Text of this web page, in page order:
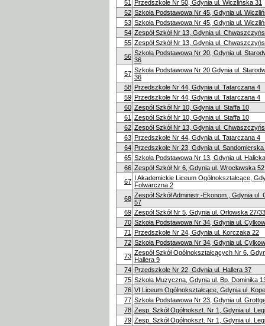
51
Przedszkole Nr 50, Gdynia ul. Wiczlińska 31
52 Szkoła Podstawowa Nr 45, Gdynia ul.
53 Szkoła Podstawowa Nr 45, Gdynia ul.
54 Zespół Szkół Nr 13, Gdynia ul.
55 Zespół Szkół Nr 13, Gdynia ul.
56 Szkoła Podstawowa Nr 20, Gdynia ul.
36
57 Szkoła Podstawowa Nr 20 Gdynia ul.
36
58 Przedszkole Nr 44, Gdynia ul. Tatarczana 4
59 Przedszkole Nr 44, Gdynia ul. Tatarczana 4
60 Zespół Szkół Nr 10, Gdynia ul. Staffa 10
61 Zespół Szkół Nr 10, Gdynia ul. Staffa 10
62 Zespół Szkół Nr 13, Gdynia ul.
63 Przedszkole Nr 44, Gdynia ul. Tatarczana 4
64 Przedszkole Nr 23, Gdynia ul. Sandomierska
65 Szkoła Podstawowa Nr 13, Gdynia ul.
66 Zespół Szkół Nr 6, Gdynia ul. Wrocławska 52
67 I Akademickie Liceum Ogólnokształcące,
Folwarczna 2
68 Zespół Szkół Administr.-Ekonom., Gdynia ul.
57
69 Zespół Szkół Nr 5, Gdynia ul. Orłowska 27/33
70 Szkoła Podstawowa Nr 34, Gdynia ul.
71 Przedszkole Nr 24, Gdynia ul. Korczaka 22
72 Szkoła Podstawowa Nr 34, Gdynia ul.
73 Zespół Szkół Ogólnokształcących Nr 6,
Hallera 9
74 Przedszkole Nr 22, Gdynia ul. Hallera 37
75 Szkoła Muzyczna, Gdynia ul. Bp. Dominika
76 VI Liceum Ogólnokształcące, Gdynia ul.
77 Szkoła Podstawowa Nr 23, Gdynia ul.
78 Zesp. Szkół Ogółnokszt. Nr 1, Gdynia ul.
79 Zesp. Szkół Ogólnokszt. Nr 1, Gdynia ul.